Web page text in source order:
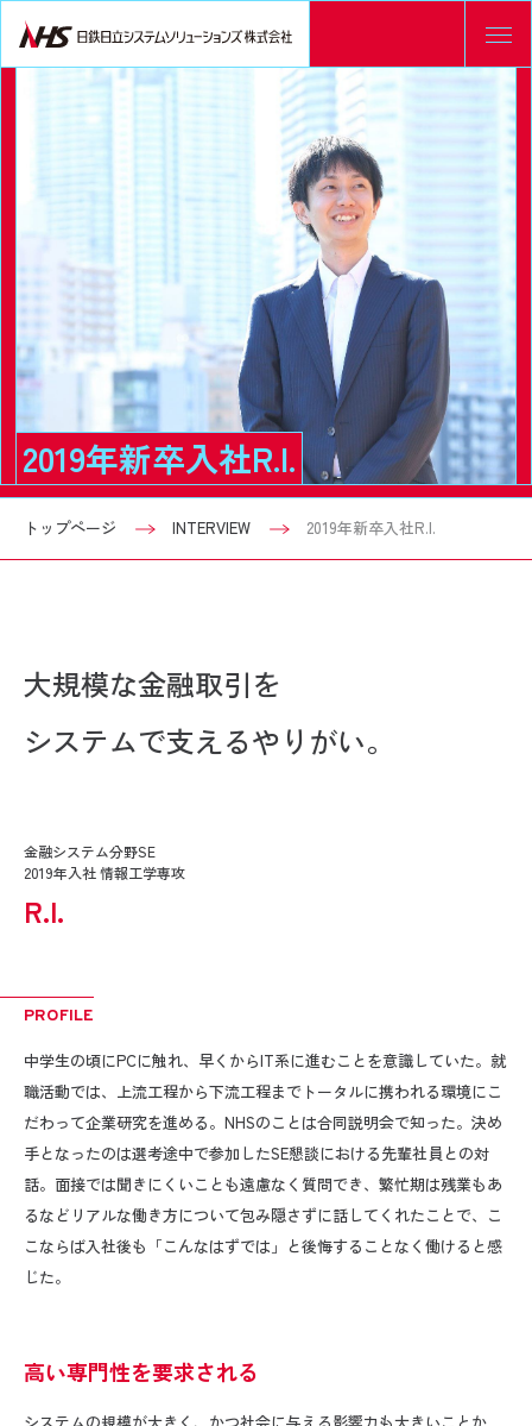
2019年新卒入社R.I.
トップページ INTERVIEW 2019年新卒入社R.I.
大規模な金融取引を
システムで支えるやりがい。
金融システム分野SE
2019年入社 情報工学専攻
R.I.
PROFILE
中学生の頃にPCに触れ、早くからIT系に進むことを意識していた。就
職活動では、上流工程から下流工程までトータルに携われる環境にこ
だわって企業研究を進める。NHSのことは合同説明会で知った。決め
手となったのは選考途中で参加したSE懇談における先輩社員との対
話。面接では聞きにくいことも遠慮なく質問でき、繁忙期は残業もあ
るなどリアルな働き方について包み隠さずに話してくれたことで、こ
こならば入社後も「こんなはずでは」と後悔することなく働けると感
じた。
高い専門性を要求される
システムの規模が大きく、かつ社会に与える影響力も大きいことか